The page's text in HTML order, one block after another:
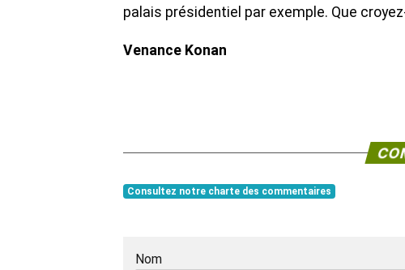
palais présidentiel par exemple. Que
Venance Konan
Consultez notre charte des commentaires
Nom